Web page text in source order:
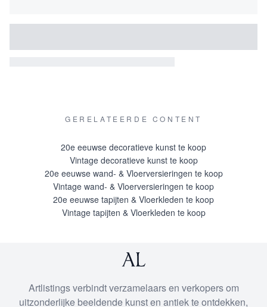
GERELATEERDE CONTENT
20e eeuwse decoratieve kunst te koop
Vintage decoratieve kunst te koop
20e eeuwse wand- & Vloerversieringen te koop
Vintage wand- & Vloerversieringen te koop
20e eeuwse tapijten & Vloerkleden te koop
Vintage tapijten & Vloerkleden te koop
Artlistings verbindt verzamelaars en verkopers om
uitzonderlijke beeldende kunst en antiek te ontdekken,